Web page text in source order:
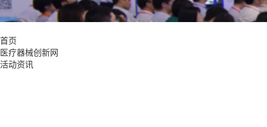
首页
医疗器械创新网
活动资讯